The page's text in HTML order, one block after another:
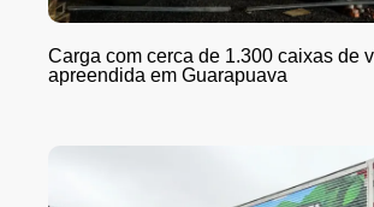
Carga com cerca de 1.300 caixas de
apreendida em Guarapuava